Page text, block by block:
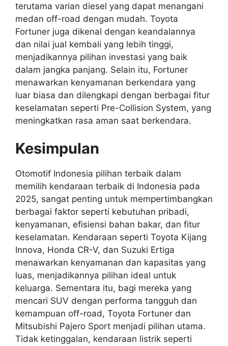
terutama varian diesel yang dapat menangani
medan off-road dengan mudah. Toyota
Fortuner juga dikenal dengan keandalannya
dan nilai jual kembali yang lebih tinggi,
menjadikannya pilihan investasi yang baik
dalam jangka panjang. Selain itu, Fortuner
menawarkan kenyamanan berkendara yang
luar biasa dan dilengkapi dengan berbagai fitur
keselamatan seperti Pre-Collision System, yang
meningkatkan rasa aman saat berkendara.
Kesimpulan
Otomotif Indonesia pilihan terbaik dalam
memilih kendaraan terbaik di Indonesia pada
2025, sangat penting untuk mempertimbangkan
berbagai faktor seperti kebutuhan pribadi,
kenyamanan, efisiensi bahan bakar, dan fitur
keselamatan. Kendaraan seperti Toyota Kijang
Innova, Honda CR-V, dan Suzuki Ertiga
menawarkan kenyamanan dan kapasitas yang
luas, menjadikannya pilihan ideal untuk
keluarga. Sementara itu, bagi mereka yang
mencari SUV dengan performa tangguh dan
kemampuan off-road, Toyota Fortuner dan
Mitsubishi Pajero Sport menjadi pilihan utama.
Tidak ketinggalan, kendaraan listrik seperti